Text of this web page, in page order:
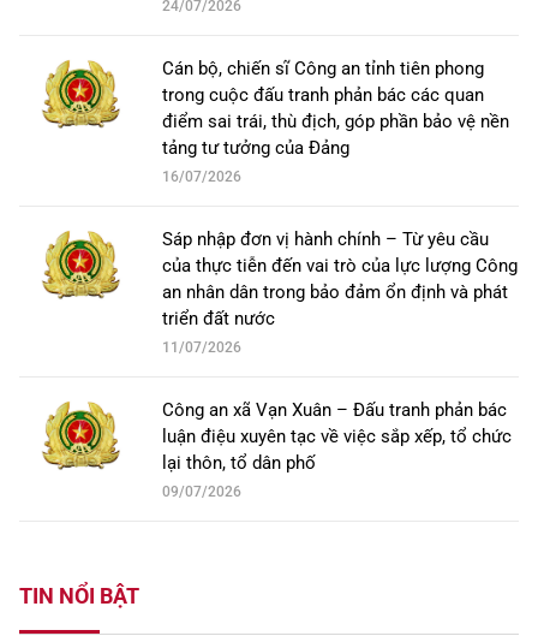
24/07/2026
Cán bộ, chiến sĩ Công an tỉnh tiên phong
trong cuộc đấu tranh phản bác các quan
điểm sai trái, thù địch, góp phần bảo vệ nền
tảng tư tưởng của Đảng
16/07/2026
Sáp nhập đơn vị hành chính – Từ yêu cầu
của thực tiễn đến vai trò của lực lượng Công
an nhân dân trong bảo đảm ổn định và phát
triển đất nước
11/07/2026
Công an xã Vạn Xuân – Đấu tranh phản bác
luận điệu xuyên tạc về việc sắp xếp, tổ chức
lại thôn, tổ dân phố
09/07/2026
TIN NỔI BẬT